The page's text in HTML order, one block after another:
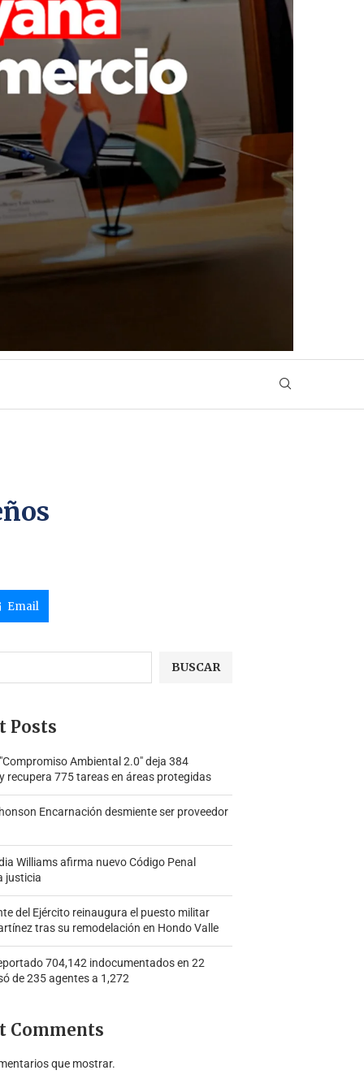
Email
BUSCAR
Posts
Ambiental 2.0″ deja 384
recupera 775 tareas en áreas protegidas
Encarnación desmiente ser proveedor
Williams afirma nuevo Código Penal
justicia
del Ejército reinaugura el puesto militar
tras su remodelación en Hondo Valle
704,142 indocumentados en 22
de 235 agentes a 1,272
Comments
que mostrar.